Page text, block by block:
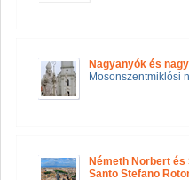
Nagyanyók és
Mosonszentmiklósi
Németh Norbert
Santo Stefano